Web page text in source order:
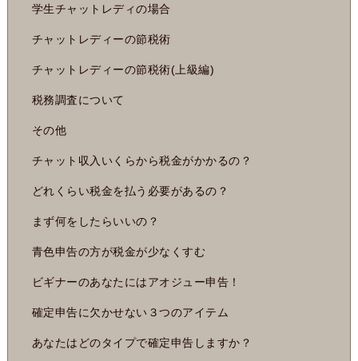
学生チャットレディの場合
チャットレディーの節税術
チャットレディーの節税術(上級編)
税務調査について
その他
チャット収入いくらから税金がかかるの？
どれくらい税金を払う必要があるの？
まず何をしたらいいの？
青色申告の方が税金が少なくすむ
ビギナーのあなたにはアオジュー申告！
確定申告に欠かせない３つのアイテム
あなたはどのタイプで確定申告しますか？